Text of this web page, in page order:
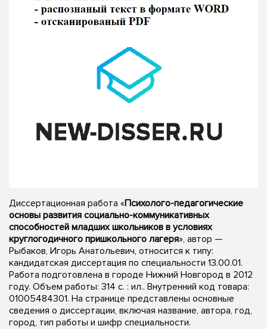
Диссертационная работа «Психолого-педагогические
основы развития социально-коммуникативных
способностей младших школьников в условиях
круглогодичного пришкольного лагеря», автор —
Рыбаков, Игорь Анатольевич, относится к типу:
кандидатская диссертация по специальности 13.00.01.
Работа подготовлена в городе Нижний Новгород в 2012
году. Объем работы: 314 с. : ил.. Внутренний код товара:
01005484301. На странице представлены основные
сведения о диссертации, включая название, автора, год,
город, тип работы и шифр специальности.